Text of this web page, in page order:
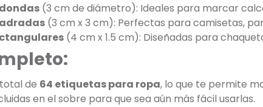
(3 cm de diámetro): Ideales para marcar
(3 cm x 3 cm): Perfectas para camisetas,
(4 cm x 1.5 cm): Diseñadas para
de 64 etiquetas para ropa, lo que te permite
en el sobre para que sea aún más fácil usarlas.